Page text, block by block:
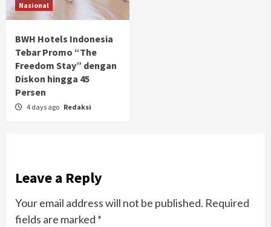
Nasional
BWH Hotels Indonesia
Tebar Promo “The
Freedom Stay” dengan
Diskon hingga 45
Persen
4 days ago Redaksi
Leave a Reply
Your email address will not be published. Required
fields are marked *